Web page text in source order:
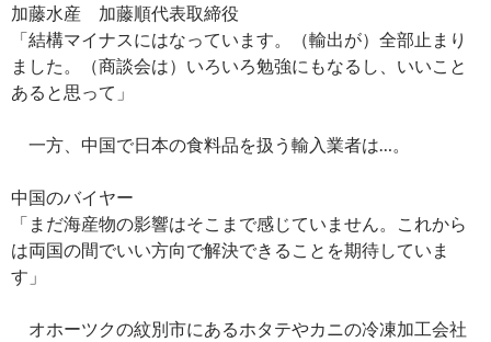
加藤水産 加藤順代表取締役
「結構マイナスにはなっています。（輸出が）全部止まり
ました。（商談会は）いろいろ勉強にもなるし、いいこと
あると思って」
一方、中国で日本の食料品を扱う輸入業者は…。
中国のバイヤー
「まだ海産物の影響はそこまで感じていません。これから
は両国の間でいい方向で解決できることを期待していま
す」
オホーツクの紋別市にあるホタテやカニの冷凍加工会社